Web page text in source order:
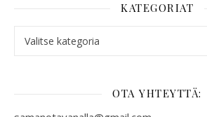
KATEGORIAT
OTA YHTEYTTÄ: